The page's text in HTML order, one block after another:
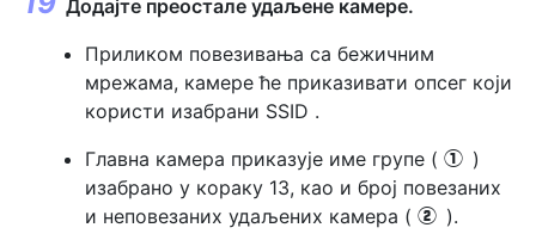
Додајте преостале удаљене камере.
Приликом повезивања са бежичним
мрежама, камере ће приказивати опсег који
користи изабрани SSID .
Главна камера приказује име групе ( q )
изабрано у кораку 13, као и број повезаних
и неповезаних удаљених камера ( w ).